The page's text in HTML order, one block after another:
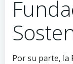
Por su parte, la